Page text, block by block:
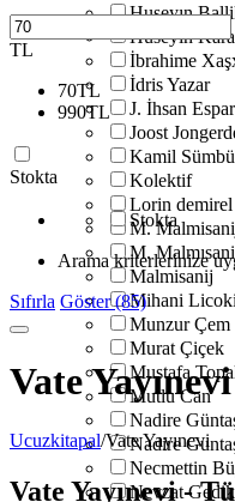
Huseyın
Huseyin
İbrahime
İdris Yazar
J. İhsan Espar
Joost
Kamil
Kolektif
Lorin demirel
M.
M.
Malmisanij
Mihani
Munzur Çem
Murat Çiçek
Mustafa
Mutlu Can
Nadire
Nadire
Necmettin
Nevzat Gedik
TL
70TL
990TL
Stokta
Stokta
Arama kriterlerinize
Sıfırla Göster (85)
Vate Yayınevi
Ucuzkitapal/Vate Yayınevi
Vate Yayınevi -